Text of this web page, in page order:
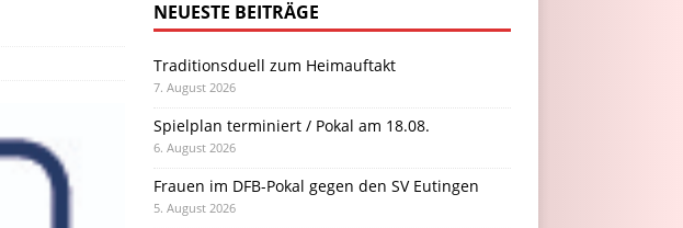
NEUESTE BEITRÄGE
Traditionsduell zum Heimauftakt
7. August 2026
Spielplan terminiert / Pokal am 18.08.
6. August 2026
Frauen im DFB-Pokal gegen den SV Eutingen
5. August 2026